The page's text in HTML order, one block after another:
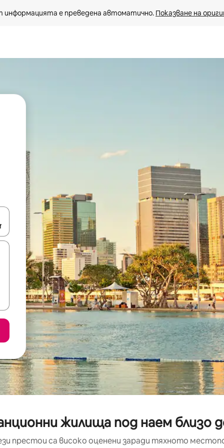
информацията е преведена автоматично. Показване на
клавишите със стрелки нагоре и надолу или навигирайте с
жилища под наем близо
престои са високо оценени заради тяхното